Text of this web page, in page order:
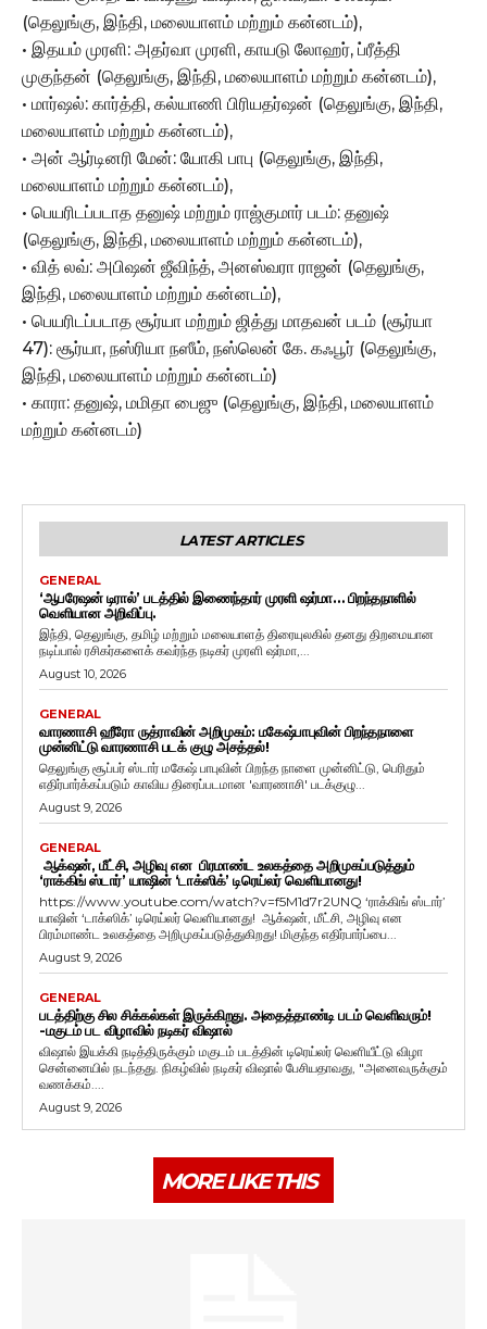
(தெலுங்கு, இந்தி, மலையாளம் மற்றும் கன்னடம்),
• இதயம் முரளி: அதர்வா முரளி, காயடு லோஹர், ப்ரீத்தி
முகுந்தன் (தெலுங்கு, இந்தி, மலையாளம் மற்றும் கன்னடம்),
• மார்ஷல்: கார்த்தி, கல்யாணி பிரியதர்ஷன் (தெலுங்கு, இந்தி,
மலையாளம் மற்றும் கன்னடம்),
• அன் ஆர்டினரி மேன்: யோகி பாபு (தெலுங்கு, இந்தி,
மலையாளம் மற்றும் கன்னடம்),
• பெயரிடப்படாத தனுஷ் மற்றும் ராஜ்குமார் படம்: தனுஷ்
(தெலுங்கு, இந்தி, மலையாளம் மற்றும் கன்னடம்),
• வித் லவ்: அபிஷன் ஜீவிந்த், அனஸ்வரா ராஜன் (தெலுங்கு,
இந்தி, மலையாளம் மற்றும் கன்னடம்),
• பெயரிடப்படாத சூர்யா மற்றும் ஜித்து மாதவன் படம் (சூர்யா
47): சூர்யா, நஸ்ரியா நஸீம், நஸ்லென் கே. கஃபூர் (தெலுங்கு,
இந்தி, மலையாளம் மற்றும் கன்னடம்)
• காரா: தனுஷ், மமிதா பைஜு (தெலுங்கு, இந்தி, மலையாளம்
மற்றும் கன்னடம்)
LATEST ARTICLES
GENERAL
‘ஆபரேஷன் டிரால்’ படத்தில் இணைந்தார் முரளி ஷர்மா… பிறந்தநாளில்
வெளியான அறிவிப்பு.
இந்தி, தெலுங்கு, தமிழ் மற்றும் மலையாளத் திரையுலகில் தனது திறமையான
நடிப்பால் ரசிகர்களைக் கவர்ந்த நடிகர் முரளி ஷர்மா,...
August 10, 2026
GENERAL
வாரணாசி ஹீரோ ருத்ராவின் அறிமுகம்: மகேஷ்பாபுவின் பிறந்தநாளை
முன்னிட்டு வாரணாசி படக் குழு அசத்தல்!
தெலுங்கு சூப்பர் ஸ்டார் மகேஷ் பாபுவின் பிறந்த நாளை முன்னிட்டு, பெரிதும்
எதிர்பார்க்கப்படும் காவிய திரைப்படமான 'வாரணாசி' படக்குழு...
August 9, 2026
GENERAL
ஆக்‌ஷன், மீட்சி, அழிவு என பிரமாண்ட உலகத்தை அறிமுகப்படுத்தும்
‘ராக்கிங் ஸ்டார்’ யாஷின் ‘டாக்ஸிக்’ டிரெய்லர் வெளியானது!
https://www.youtube.com/watch?v=f5M1d7r2UNQ ‘ராக்கிங் ஸ்டார்’
யாஷின் ‘டாக்ஸிக்’ டிரெய்லர் வெளியானது! ஆக்‌ஷன், மீட்சி, அழிவு என
பிரம்மாண்ட உலகத்தை அறிமுகப்படுத்துகிறது! மிகுந்த எதிர்பார்ப்பை...
August 9, 2026
GENERAL
படத்திற்கு சில சிக்கல்கள் இருக்கிறது. அதைத்தாண்டி படம் வெளிவரும்!
-மகுடம் பட விழாவில் நடிகர் விஷால்
விஷால் இயக்கி நடித்திருக்கும் மகுடம் படத்தின் டிரெய்லர் வெளியீட்டு விழா
சென்னையில் நடந்தது. நிகழ்வில் நடிகர் விஷால் பேசியதாவது, "அனைவருக்கும்
வணக்கம்....
August 9, 2026
MORE LIKE THIS